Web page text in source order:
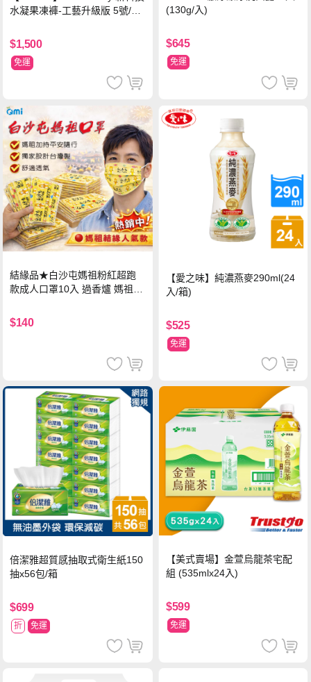
水凝果凍褲-工藝升級版 5號/XL
$1,500
免運
(130g/入)
$645
免運
結緣品★白沙屯媽祖粉紅超跑
款成人口罩10入 過香爐 媽祖加
$140
【愛之味】純濃燕麥290ml(24
入/箱)
$525
免運
倍潔雅超質感抽取式衛生紙150
抽x56包/箱
$699
折 免運
【美式賣場】金萱烏龍茶宅配
組 (535mlx24入)
$599
免運